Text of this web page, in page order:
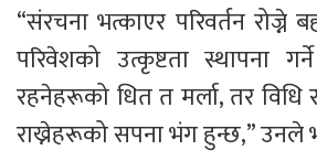
“संरचना भत्काएर परिवर्तन रोज्ने
परिवेशको उत्कृष्टता स्थापना
रहनेहरूको धित त मर्ला, तर विधि
राख्नेहरूको सपना भंग हुन्छ,” उनले